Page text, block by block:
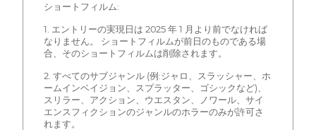
ショートフィルム:
1. エントリーの実現日は 2025 年 1 月より前でなければ
なりません。 ショートフィルムが前日のものである場
合、そのショートフィルムは削除されます。
2. すべてのサブジャンル (例:ジャロ、スラッシャー、ホ
ームインベイジョン、スプラッター、ゴシックなど)、
スリラー、アクション、ウエスタン、ノワール、サイ
エンスフィクションのジャンルのホラーのみが許可さ
れます。